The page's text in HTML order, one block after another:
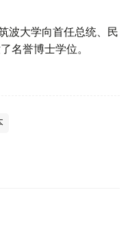
波大学向首任总统、民
名誉博士学位。